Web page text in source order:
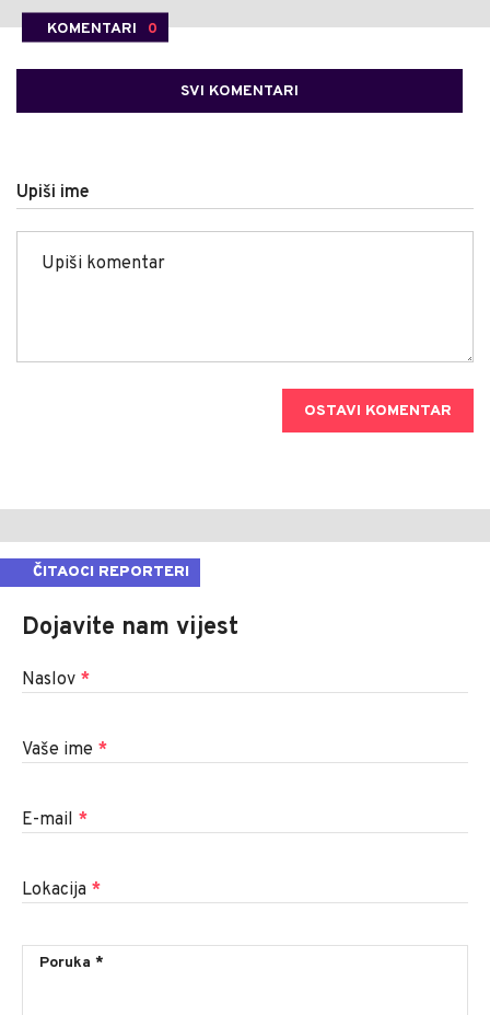
KOMENTARI 0
SVI KOMENTARI
Upiši ime
OSTAVI KOMENTAR
ČITAOCI REPORTERI
Dojavite nam vijest
Naslov *
Vaše ime *
E-mail *
Lokacija *